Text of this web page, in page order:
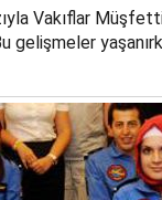
Vakıflar
gelişmeler